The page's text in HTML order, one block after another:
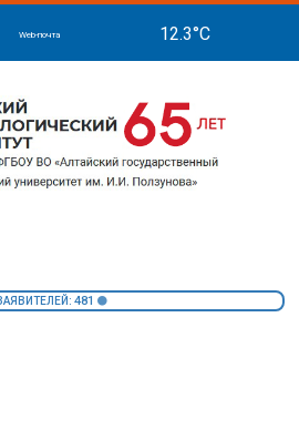
Web-почта
481